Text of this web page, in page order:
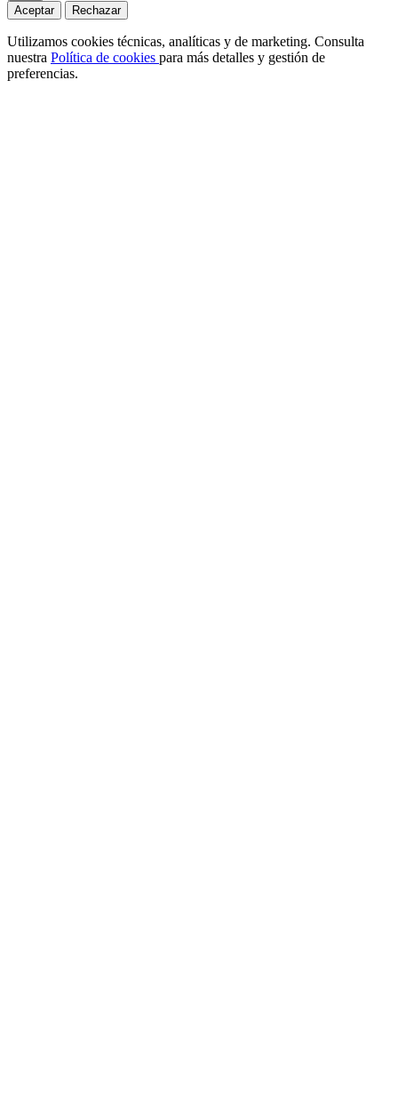
Aceptar
Rechazar
Utilizamos cookies técnicas, analíticas y de marketing. Consulta
nuestra Política de cookies para más detalles y gestión de
preferencias.